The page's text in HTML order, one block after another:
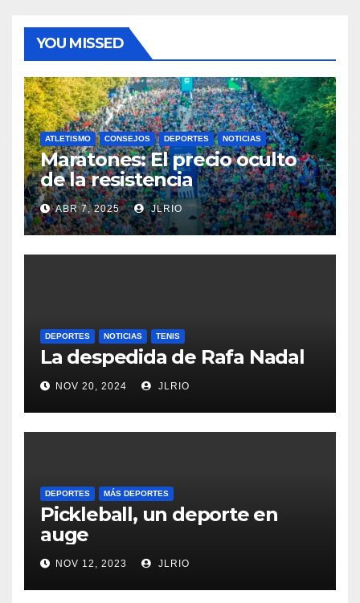
YOU MISSED
ATLETISMO CONSEJOS DEPORTES NOTICIAS
Maratones: El precio oculto
de la resistencia
ABR 7, 2025 JLRIO
DEPORTES NOTICIAS TENIS
La despedida de Rafa Nadal
NOV 20, 2024 JLRIO
DEPORTES MÁS DEPORTES
Pickleball, un deporte en
auge
NOV 12, 2023 JLRIO